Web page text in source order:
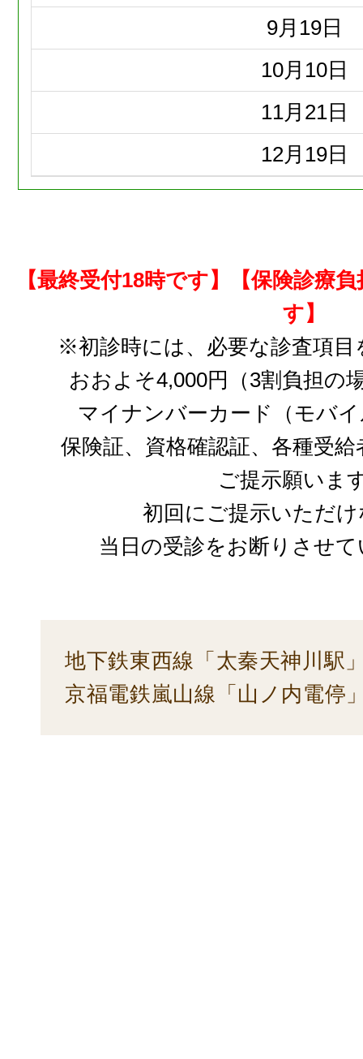
9月 19日
10月 10日
11月 21日
12月 19日
【最終受付18時です】【保険診療
す】
※初診時には、必要な診査項
おおよそ4,000円（3割負担の
マイナンバーカード（モバ
保険証、資格確認証、各種受
ご提示願いま
初回にご提示いただ
当日の受診をお断りさせ
地下鉄東西線「太秦天神川駅
京福電鉄嵐山線「山ノ内電停